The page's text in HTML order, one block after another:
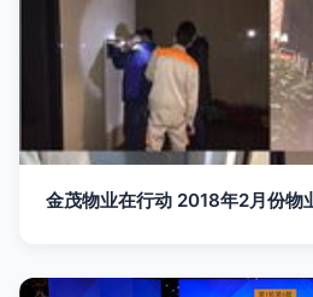
金茂物业在行动 2018年2月份物